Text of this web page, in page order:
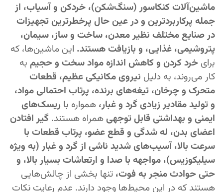
ماشین‌آلات کنکاسور (سنگ‌شکن)، خردکن و آسیاب، از
جمله پرکاربردترین و در عین حال پرخطرترین تجهیزات
در صنایع مختلف نظیر معدن، ساخت و ساز، سیمان،
پتروشیمی، غذایی، و بازیافت هستند. این ماشین‌ها، که
برای خرد کردن و کاهش اندازه مواد سخت و حجیم به
کار می‌روند، به دلیل نیروی مکانیکی عظیم، قطعات
متحرک و چرخان، تیغه‌های برنده، پرتاب احتمالی مواد،
و تولید مقادیر زیادی گرد و غبار، همواره با ریسک‌های
ایمنی و بهداشتی قابل توجهی همراه هستند. گیر افتادن
اعضای بدن، له شدگی و قطع عضو، پرتاب قطعات با
سرعت بالا، آسیب‌های شدید ناشی از گرد و غبار (به ویژه
سیلیکوزیس)، مواجهه با صدا و ارتعاشات بسیار بالا، و
حتی حوادث منجر به فوت، تنها بخشی از چالش‌هایی
هستند که در این محیط‌ها وجود دارند. عدم رعایت نکات